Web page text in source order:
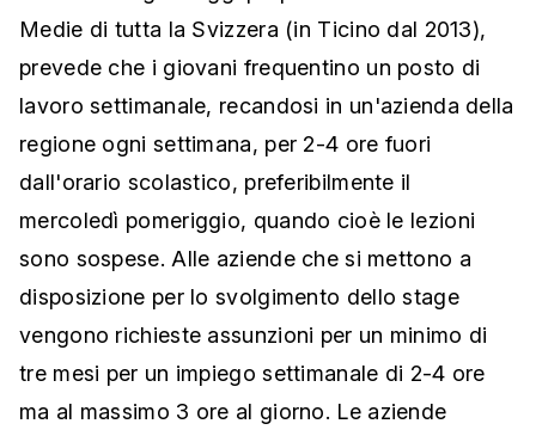
Medie di tutta la Svizzera (in Ticino dal 2013),
prevede che i giovani frequentino un posto di
lavoro settimanale, recandosi in un'azienda della
regione ogni settimana, per 2-4 ore fuori
dall'orario scolastico, preferibilmente il
mercoledì pomeriggio, quando cioè le lezioni
sono sospese. Alle aziende che si mettono a
disposizione per lo svolgimento dello stage
vengono richieste assunzioni per un minimo di
tre mesi per un impiego settimanale di 2-4 ore
ma al massimo 3 ore al giorno. Le aziende